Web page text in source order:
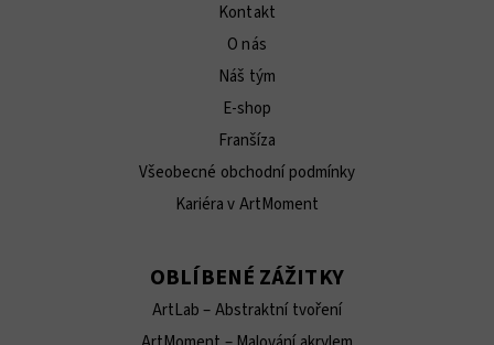
Kontakt
O nás
Náš tým
E-shop
Franšíza
Všeobecné obchodní podmínky
Kariéra v ArtMoment
OBLÍBENÉ ZÁŽITKY
ArtLab – Abstraktní tvoření